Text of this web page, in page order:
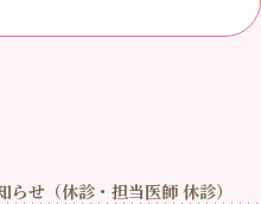
せ（休診・担当医師 休診）